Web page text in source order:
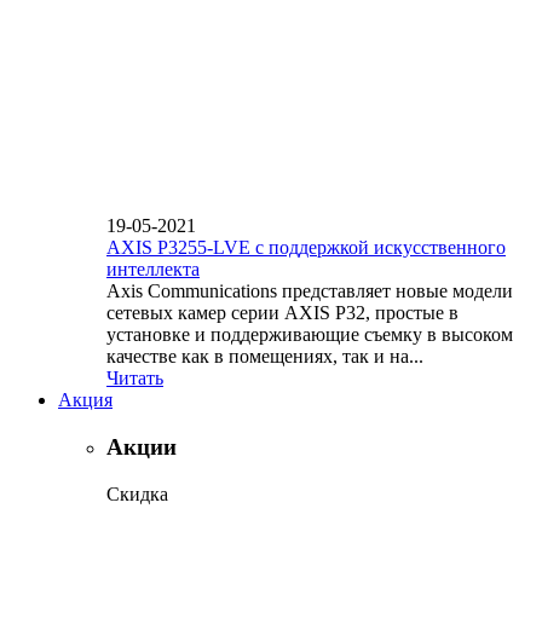
19-05-2021
AXIS P3255-LVE с поддержкой искусственного
интеллекта
Axis Communications представляет новые модели
сетевых камер серии AXIS P32, простые в
установке и поддерживающие съемку в высоком
качестве как в помещениях, так и на...
Читать
Акция
Акции
Скидка